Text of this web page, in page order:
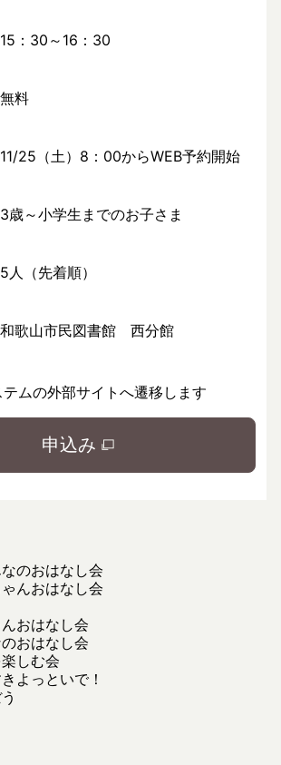
15：30～16：30
無料
11/25（土）8：00からWEB予約開始
3歳～小学生までのお子さま
5人（先着順）
和歌山市民図書館 西分館
ムの外部サイトへ遷移します
申込み
なのおはなし会
ゃんおはなし会
おはなし会
おはなし会
しむ会
よっといで！